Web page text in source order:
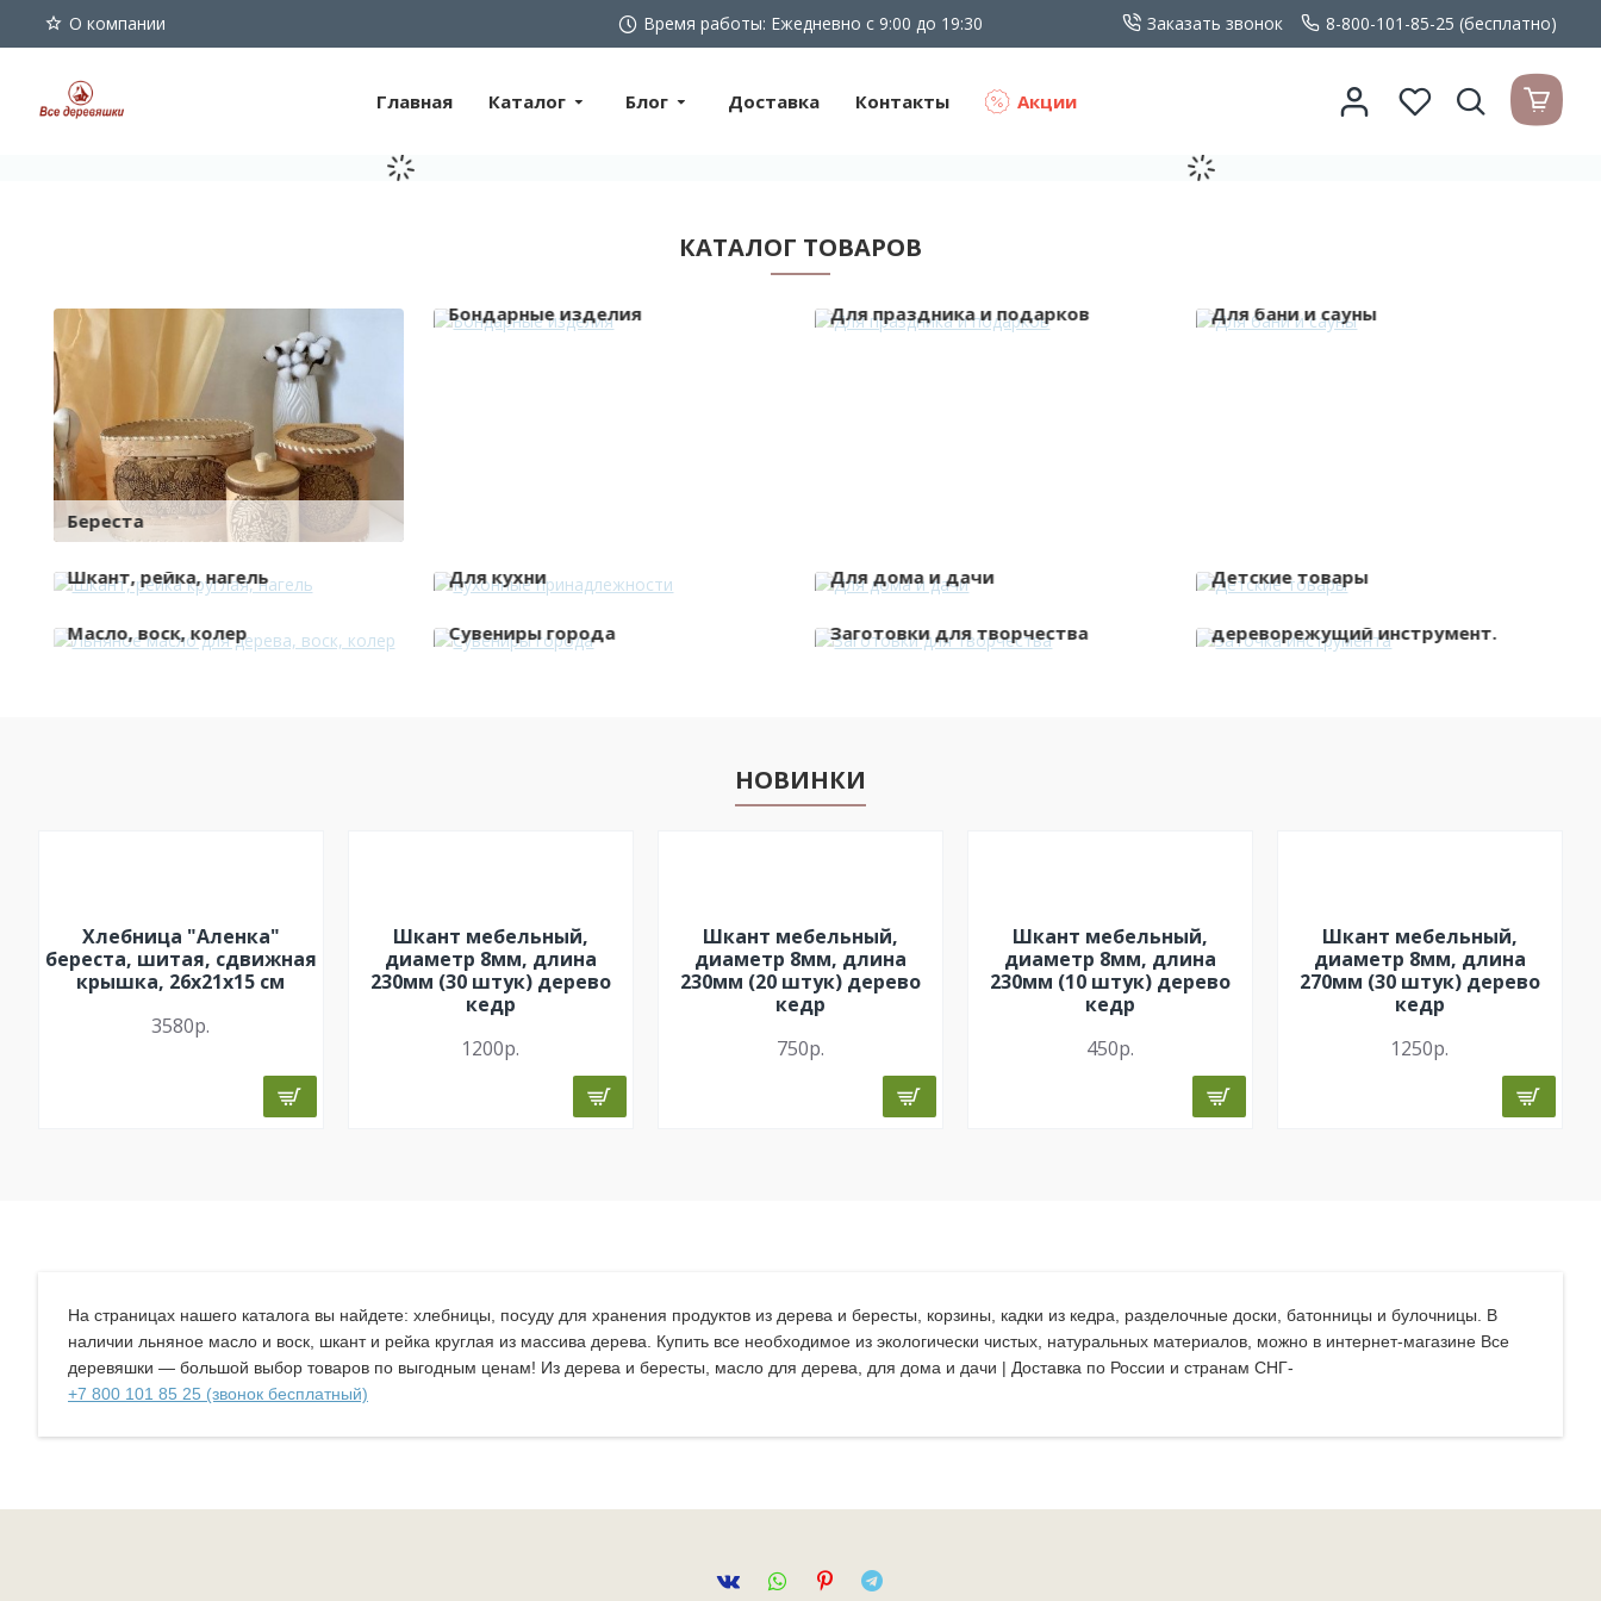
О компании Время работы: Ежедневно с 9:00 до 19:30 Заказать звонок 8-800-101-85-25 (бесплатно)
Главная Каталог Блог Доставка Контакты Акции
КАТАЛОГ ТОВАРОВ
Береста
Бондарные изделия Для праздника и подарков Для бани и сауны
Шкант, рейка, нагель Для кухни Для дома и дачи Детские товары
Масло, воск, колер Сувениры города Заготовки для творчества
дереворежущий инструмент.
НОВИНКИ
Хлебница "Аленка"
береста, шитая, сдвижная
крышка, 26х21х15 см
3580р.
Шкант мебельный,
диаметр 8мм, длина
230мм (30 штук) дерево
кедр
1200р.
Шкант мебельный,
диаметр 8мм, длина
230мм (20 штук) дерево
кедр
750р.
Шкант мебельный,
диаметр 8мм, длина
230мм (10 штук) дерево
кедр
450р.
Шкант мебельный,
диаметр 8мм, длина
270мм (30 штук) дерево
кедр
1250р.
На страницах нашего каталога вы найдете: хлебницы, посуду для хранения продуктов из дерева и бересты, корзины, кадки из кедра, разделочные доски, батонницы и булочницы. В
наличии льняное масло и воск, шкант и рейка круглая из массива дерева. Купить все необходимое из экологически чистых, натуральных материалов, можно в интернет-магазине Все
деревяшки — большой выбор товаров по выгодным ценам! Из дерева и бересты, масло для дерева, для дома и дачи | Доставка по России и странам СНГ-
+7 800 101 85 25 (звонок бесплатный)